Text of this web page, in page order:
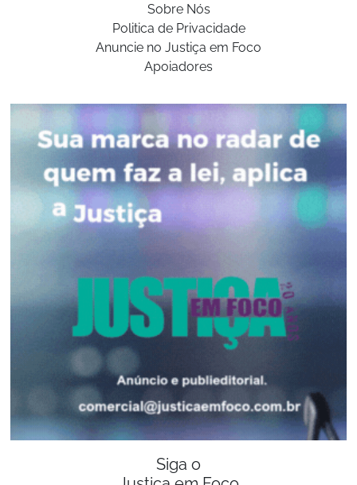
Sobre Nós
Politica de Privacidade
Anuncie no Justiça em Foco
Apoiadores
Siga o